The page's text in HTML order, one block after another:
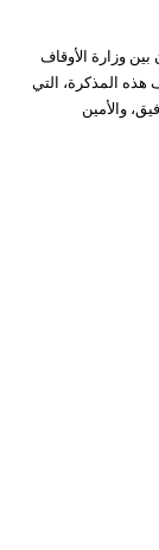
وزارة الأوقاف
هذه المذكرة، التي
والأمين